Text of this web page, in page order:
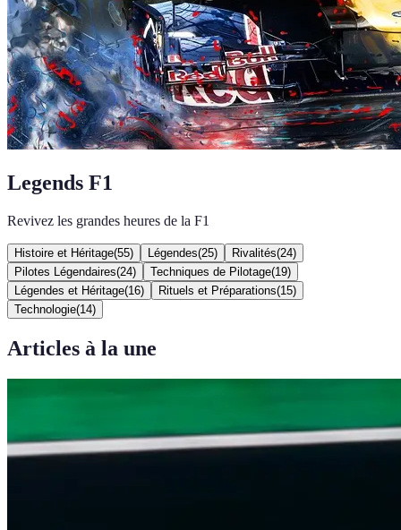
Legends F1
Revivez les grandes heures de la F1
Histoire et Héritage(55) Légendes(25) Rivalités(24)
Pilotes Légendaires(24) Techniques de Pilotage(19)
Légendes et Héritage(16) Rituels et Préparations(15)
Technologie(14)
Articles à la une